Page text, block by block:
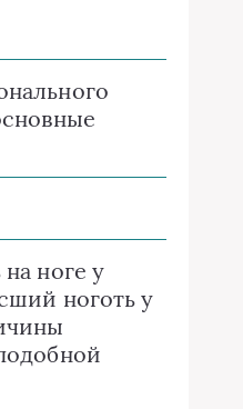
ноге у
ноготь у